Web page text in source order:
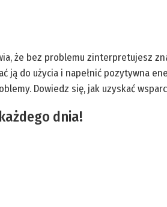
że bez problemu zinterpretujesz
do użycia i napełnić pozytywna
Dowiedz się, jak uzyskać
dnia!